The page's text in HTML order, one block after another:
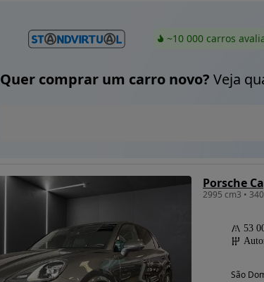
~10 000 carros
Quer comprar um carro novo? Veja
Porsche
2995 cm3 •
53
São